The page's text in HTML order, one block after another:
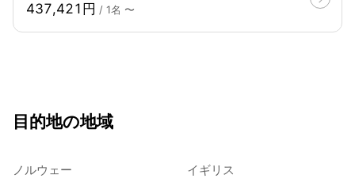
437,421円 / 1名 〜
目的地の地域
ノルウェー イギリス